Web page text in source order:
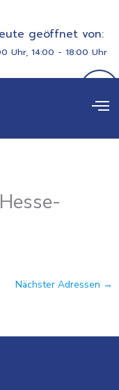
geöffnet von:
Uhr, 14:00 - 18:00 Uhr
Nächster Adressen →